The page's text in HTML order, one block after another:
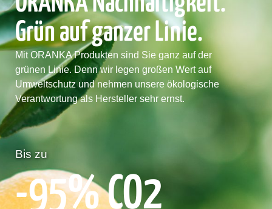
Grün auf ganzer Linie.
Mit ORANKA Produkten sind Sie ganz auf der
grünen Linie. Denn wir legen großen Wert auf
Umweltschutz und nehmen unsere ökologische
Verantwortung als Hersteller sehr ernst.
Bis zu
-95% CO2